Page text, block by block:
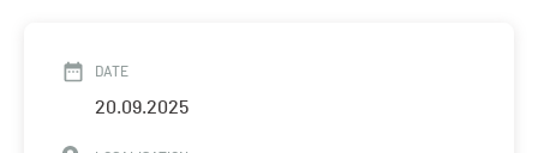
DATE
20.09.2025